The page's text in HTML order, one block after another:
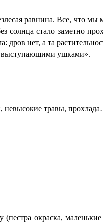
равнина. Все, что мы
солнца стало заметно
дров нет, а та
выступающими ушками».
невысокие травы,
окраска,